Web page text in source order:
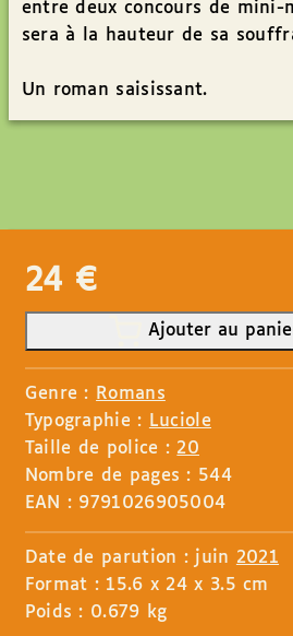
entre deux concours de mini-
sera à la hauteur de sa
Un roman saisissant.
24 €
Ajouter au
Genre : Romans
Typographie : Luciole
Taille de police : 20
Nombre de pages : 544
EAN : 9791026905004
Date de parution : juin 2021
Format : 15.6 x 24 x 3.5 cm
Poids : 0.679 kg